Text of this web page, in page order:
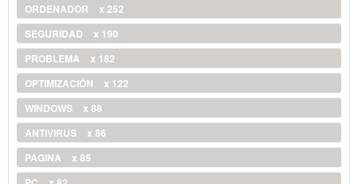
ORDENADOR
x 252
SEGURIDAD
x 190
PROBLEMA
x 182
OPTIMIZACIÓN
x 122
WINDOWS
x 88
ANTIVIRUS
x 86
PAGINA
x 85